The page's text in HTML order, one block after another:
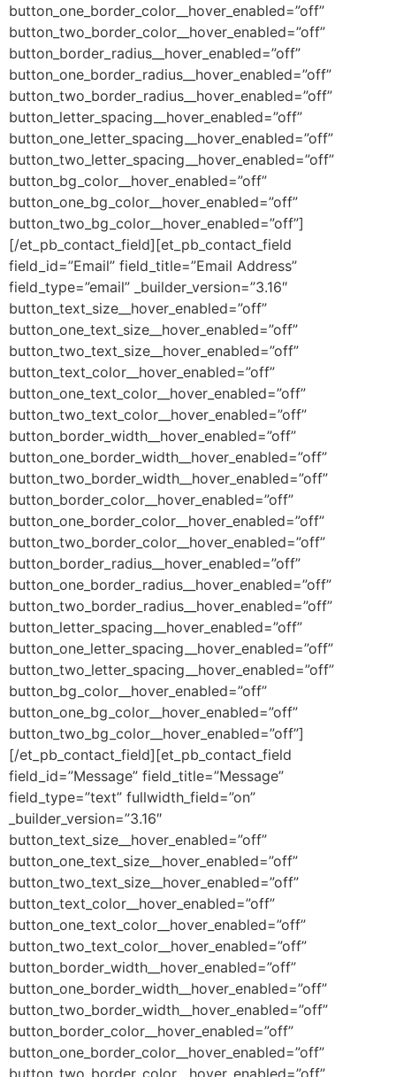
button_one_border_color__hover_enabled=”off”
button_two_border_color__hover_enabled=”off”
button_border_radius__hover_enabled=”off”
button_one_border_radius__hover_enabled=”off”
button_two_border_radius__hover_enabled=”off”
button_letter_spacing__hover_enabled=”off”
button_one_letter_spacing__hover_enabled=”off”
button_two_letter_spacing__hover_enabled=”off”
button_bg_color__hover_enabled=”off”
button_one_bg_color__hover_enabled=”off”
button_two_bg_color__hover_enabled=”off”]
[/et_pb_contact_field][et_pb_contact_field
field_id=”Email” field_title=”Email Address”
field_type=”email” _builder_version=”3.16″
button_text_size__hover_enabled=”off”
button_one_text_size__hover_enabled=”off”
button_two_text_size__hover_enabled=”off”
button_text_color__hover_enabled=”off”
button_one_text_color__hover_enabled=”off”
button_two_text_color__hover_enabled=”off”
button_border_width__hover_enabled=”off”
button_one_border_width__hover_enabled=”off”
button_two_border_width__hover_enabled=”off”
button_border_color__hover_enabled=”off”
button_one_border_color__hover_enabled=”off”
button_two_border_color__hover_enabled=”off”
button_border_radius__hover_enabled=”off”
button_one_border_radius__hover_enabled=”off”
button_two_border_radius__hover_enabled=”off”
button_letter_spacing__hover_enabled=”off”
button_one_letter_spacing__hover_enabled=”off”
button_two_letter_spacing__hover_enabled=”off”
button_bg_color__hover_enabled=”off”
button_one_bg_color__hover_enabled=”off”
button_two_bg_color__hover_enabled=”off”]
[/et_pb_contact_field][et_pb_contact_field
field_id=”Message” field_title=”Message”
field_type=”text” fullwidth_field=”on”
_builder_version=”3.16″
button_text_size__hover_enabled=”off”
button_one_text_size__hover_enabled=”off”
button_two_text_size__hover_enabled=”off”
button_text_color__hover_enabled=”off”
button_one_text_color__hover_enabled=”off”
button_two_text_color__hover_enabled=”off”
button_border_width__hover_enabled=”off”
button_one_border_width__hover_enabled=”off”
button_two_border_width__hover_enabled=”off”
button_border_color__hover_enabled=”off”
button_one_border_color__hover_enabled=”off”
button_two_border_color__hover_enabled=”off”